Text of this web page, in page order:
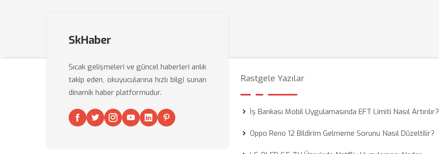
SkHaber
Sıcak gelişmeleri ve güncel haberleri anlık
takip eden, okuyucularına hızlı bilgi sunan
dinamik haber platformudur.
Rastgele Yazılar
İş Bankası Mobil Uygulamasında EFT Limiti Nasıl Artırılır?
Oppo Reno 12 Bildirim Gelmeme Sorunu Nasıl Düzeltilir?